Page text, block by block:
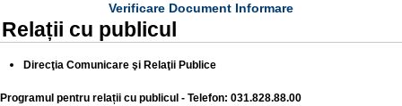
Verificare Document Informare
Relații cu publicul
Direcţia Comunicare şi Relaţii Publice
Programul pentru relații cu publicul - Telefon: 031.828.88.00